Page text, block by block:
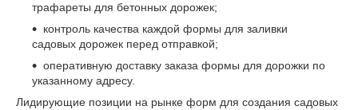
трафареты для бетонных дорожек;
контроль качества каждой формы для заливки
садовых дорожек перед отправкой;
оперативную доставку заказа формы для дорожки по
указанному адресу.
Лидирующие позиции на рынке форм для создания садовых